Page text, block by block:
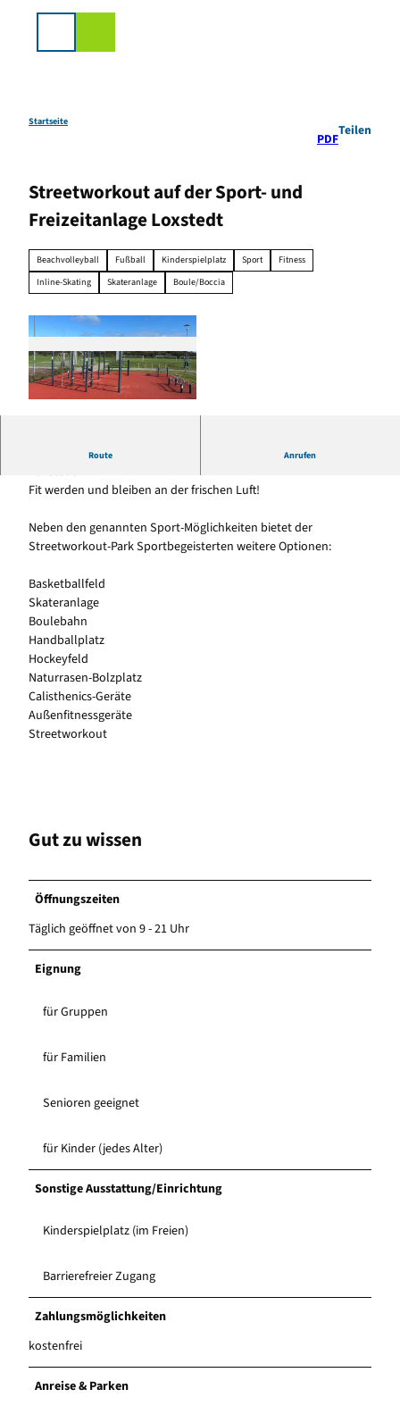
Startseite
PDF
Teilen
Streetworkout auf der Sport- und
Freizeitanlage Loxstedt
Beachvolleyball Fußball Kinderspielplatz Sport
Fitness
Inline-Skating
Skateranlage Boule/Boccia
Route Anrufen
Streetworkout-Park auf der Sport- und Freizeitanlage
Loxstedt
Fit werden und bleiben an der frischen Luft!
Neben den genannten Sport-Möglichkeiten bietet der
Streetworkout-Park Sportbegeisterten weitere Optionen:
Basketballfeld
Skateranlage
Boulebahn
Handballplatz
Hockeyfeld
Naturrasen-Bolzplatz
Calisthenics-Geräte
Außenfitnessgeräte
Streetworkout
Gut zu wissen
Öffnungszeiten
Täglich geöffnet von 9 - 21 Uhr
Eignung
für Gruppen
für Familien
Senioren geeignet
für Kinder (jedes Alter)
Sonstige Ausstattung/Einrichtung
Kinderspielplatz (im Freien)
Barrierefreier Zugang
Zahlungsmöglichkeiten
kostenfrei
Anreise & Parken